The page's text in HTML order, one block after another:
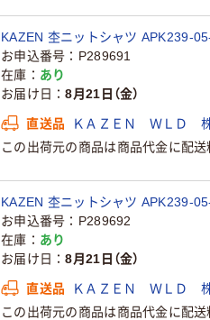
KAZEN 杢ニットシャツ APK239-05-
お申込番号
P289691
在庫
あり
お届け日
8月21日（金）
直送品
ＫＡＺＥＮ ＷＬＤ
この出荷元の商品は商品代金に配送
KAZEN 杢ニットシャツ APK239-05-
お申込番号
P289692
在庫
あり
お届け日
8月21日（金）
直送品
ＫＡＺＥＮ ＷＬＤ
この出荷元の商品は商品代金に配送